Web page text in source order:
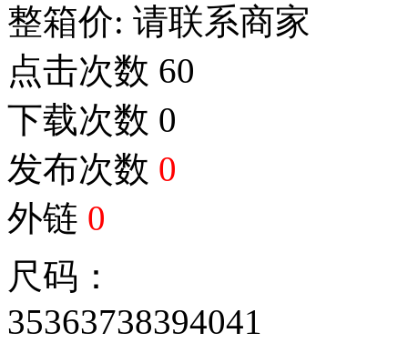
整箱价: 请联系商家
点击次数 60
下载次数 0
发布次数 0
外链 0
尺码：
35363738394041